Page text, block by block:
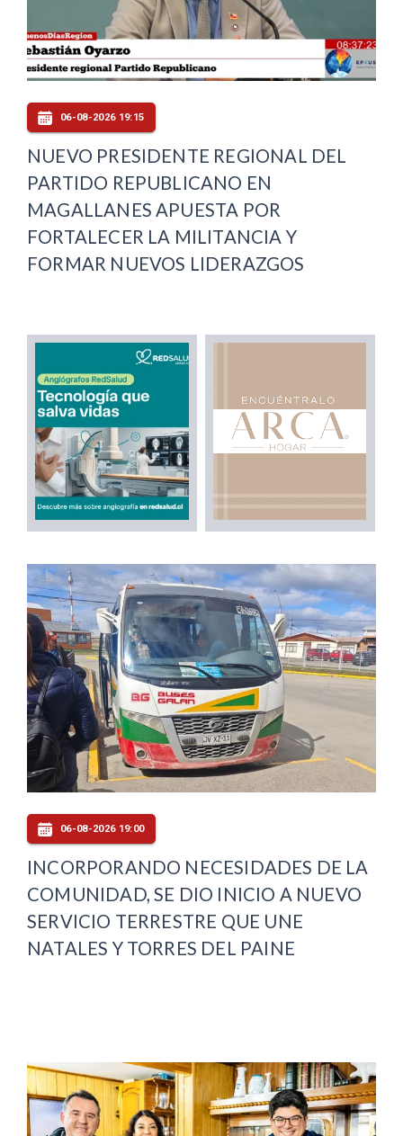
06-08-2026 19:15
NUEVO PRESIDENTE REGIONAL DEL
PARTIDO REPUBLICANO EN
MAGALLANES APUESTA POR
FORTALECER LA MILITANCIA Y
FORMAR NUEVOS LIDERAZGOS
06-08-2026 19:00
INCORPORANDO NECESIDADES DE LA
COMUNIDAD, SE DIO INICIO A NUEVO
SERVICIO TERRESTRE QUE UNE
NATALES Y TORRES DEL PAINE